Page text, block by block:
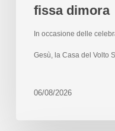
fissa dimora
In occasione delle
Gesù, la Casa del Volto
06/08/2026